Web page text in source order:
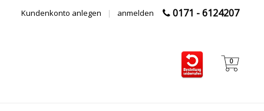
0171 - 6124207
anmelden
|
Kundenkonto anlegen
0